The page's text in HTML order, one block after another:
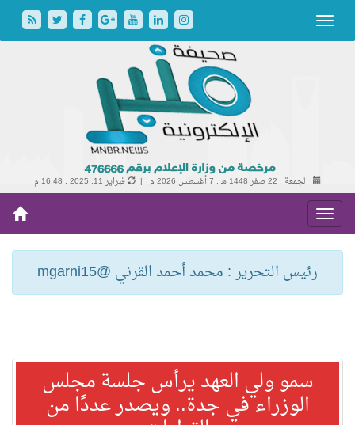
الجمعة , 22 صفر 1448 هـ , 7 أغسطس 2026 م | فبراير 11, 2025 , 16:48 م
رئيس التحرير : محمد أحمد القرني @mgarni15
سمو ولي العهد يرأس جلسة مجلس
الوزراء في جدة.. ويصدر عددًا من